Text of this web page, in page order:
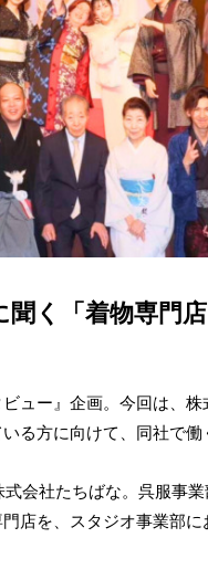
く「着物専門
ュー』企画。今回は、
る方に向けて、同社で働
会社たちばな。呉服事
店を、スタジオ事業部